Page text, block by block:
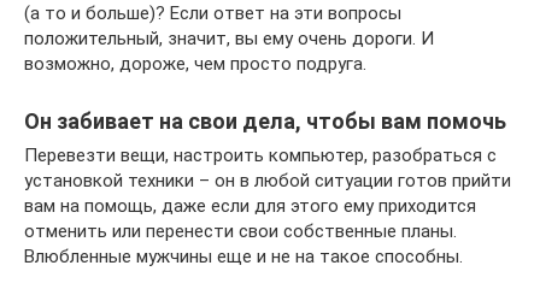
(а то и больше)? Если ответ на эти вопросы
положительный, значит, вы ему очень дороги. И
возможно, дороже, чем просто подруга.
Он забивает на свои дела, чтобы вам помочь
Перевезти вещи, настроить компьютер, разобраться с
установкой техники – он в любой ситуации готов прийти
вам на помощь, даже если для этого ему приходится
отменить или перенести свои собственные планы.
Влюбленные мужчины еще и не на такое способны.